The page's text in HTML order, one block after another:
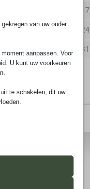
contact
17
24
31
van uw ouder
aanpassen. Voor
U kunt uw voorkeuren
te schakelen, dit uw